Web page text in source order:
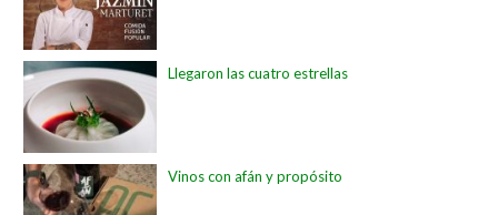
Llegaron las cuatro estrellas
Vinos con afán y propósito